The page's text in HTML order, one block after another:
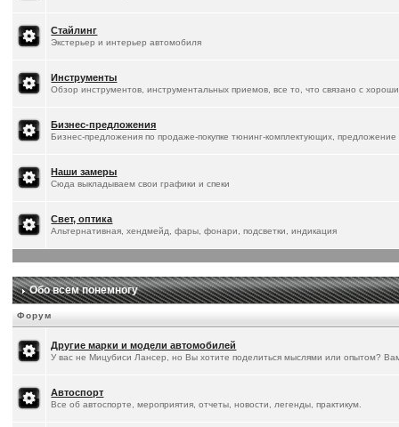
Стайлинг
Экстерьер и интерьер автомобиля
Инструменты
Обзор инструментов, инструментальных приемов, все то, что связано с
Бизнес-предложения
Бизнес-предложения по продаже-покупке тюнинг-комплектующих, предложение
Наши замеры
Сюда выкладываем свои графики и спеки
Свет, оптика
Альтернативная, хендмейд, фары, фонари, подсветки, индикация
Обо всем понемногу
Форум
Другие марки и модели автомобилей
У вас не Мицубиси Лансер, но Вы хотите поделиться мыслями или опытом?
Автоспорт
Все об автоспорте, мероприятия, отчеты, новости, легенды, практикум.